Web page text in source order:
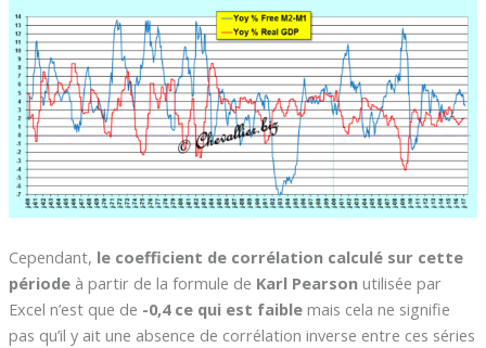
Cependant, le coefficient de corrélation calculé sur cette
période à partir de la formule de Karl Pearsonutilisée par
Excel n’est que de -0,4 ce qui est faible mais cela ne signifie
pas qu’il y ait une absence de corrélation inverse entre ces séries